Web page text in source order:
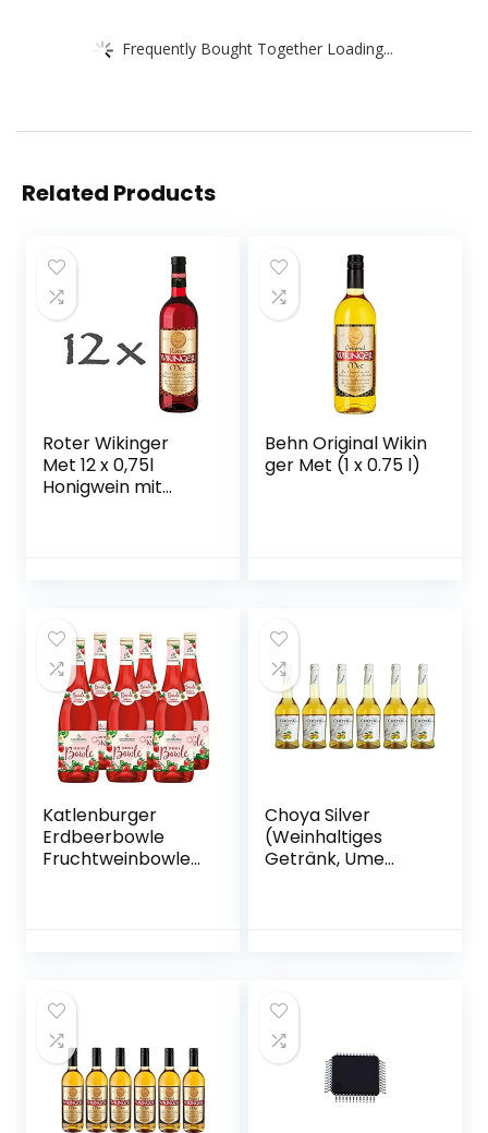
Frequently Bought Together Loading...
Related Products
Roter Wikinger
Met 12 x 0,75l
Honigwein mit
Behn Original Wikin
ger Met (1 x 0.75 l)
Katlenburger
Erdbeerbowle
Fruchtweinbowle
Choya Silver
(Weinhaltiges
Getränk, Ume